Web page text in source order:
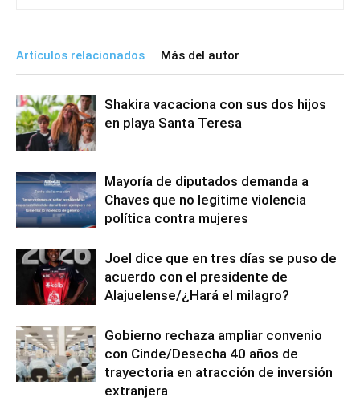
Artículos relacionados Más del autor
Shakira vacaciona con sus dos hijos
en playa Santa Teresa
Mayoría de diputados demanda a
Chaves que no legitime violencia
política contra mujeres
Joel dice que en tres días se puso de
acuerdo con el presidente de
Alajuelense/¿Hará el milagro?
Gobierno rechaza ampliar convenio
con Cinde/Desecha 40 años de
trayectoria en atracción de inversión
extranjera